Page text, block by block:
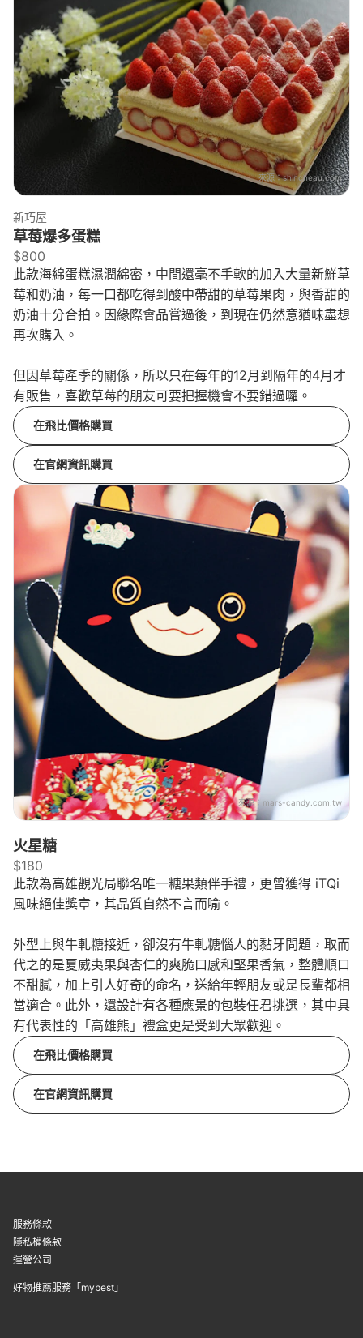
來源：shincheau.com
新巧屋
草莓爆多蛋糕
$800
此款海綿蛋糕濕潤綿密，中間還毫不手軟的加入大量新鮮草
莓和奶油，每一口都吃得到酸中帶甜的草莓果肉，與香甜的
奶油十分合拍。因緣際會品嘗過後，到現在仍然意猶味盡想
再次購入。
但因草莓產季的關係，所以只在每年的12月到隔年的4月才
有販售，喜歡草莓的朋友可要把握機會不要錯過囉。
在飛比價格購買
在官網資訊購買
來源： mars-candy.com.tw
火星糖
$180
此款為高雄觀光局聯名唯一糖果類伴手禮，更曾獲得 iTQi
風味絕佳獎章，其品質自然不言而喻。
外型上與牛軋糖接近，卻沒有牛軋糖惱人的黏牙問題，取而
代之的是夏威夷果與杏仁的爽脆口感和堅果香氣，整體順口
不甜膩，加上引人好奇的命名，送給年輕朋友或是長輩都相
當適合。此外，還設計有各種應景的包裝任君挑選，其中具
有代表性的「高雄熊」禮盒更是受到大眾歡迎。
在飛比價格購買
在官網資訊購買
服務條款
隱私權條款
運營公司
好物推薦服務「mybest」